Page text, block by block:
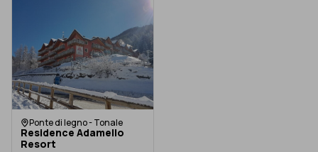
Ponte di legno - Tonale
Residence Adamello
Resort